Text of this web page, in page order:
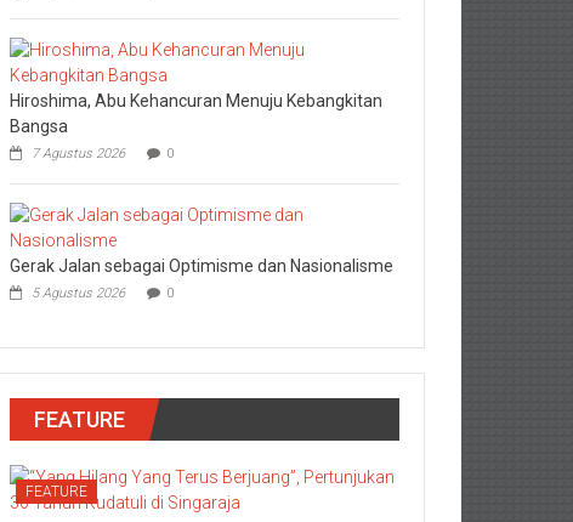
Hiroshima, Abu Kehancuran Menuju Kebangkitan
Bangsa
7 Agustus 2026 0
Gerak Jalan sebagai Optimisme dan Nasionalisme
5 Agustus 2026 0
FEATURE
FEATURE